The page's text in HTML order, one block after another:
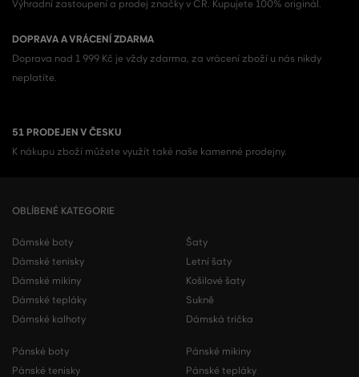
Výhradní zastoupení a prodej značky v ČR. Kupujete 100% originál.
DOPRAVA A VRÁCENÍ ZDARMA
Doprava nad 1 999 Kč je vždy zdarma, za vrácení zboží u nás nikdy
neplatíte.
51 PRODEJEN V ČESKU
K nákupu zboží můžete využít také naše kamenné prodejny.
OBLÍBENÉ KATEGORIE
Dámské boty
Dámské tenisky
Dámské mikiny
Dámské tepláky
Dámské kalhoty
Šaty
Letní šaty
Košilové šaty
Sukně
Dámská trička
Pánské boty
Pánské tenisky
Pánské mikiny
Pánské tepláky